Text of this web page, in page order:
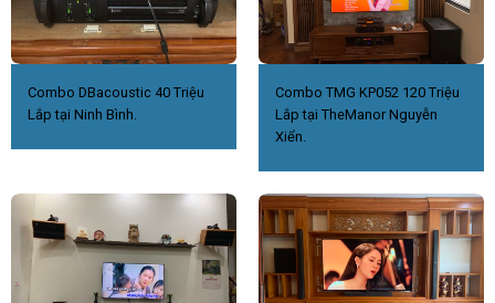
Combo DBacoustic 40 Triệu
Lắp tại Ninh Bình.
Combo TMG KP052 120 Triệu
Lắp tại TheManor Nguyễn
Xiển.